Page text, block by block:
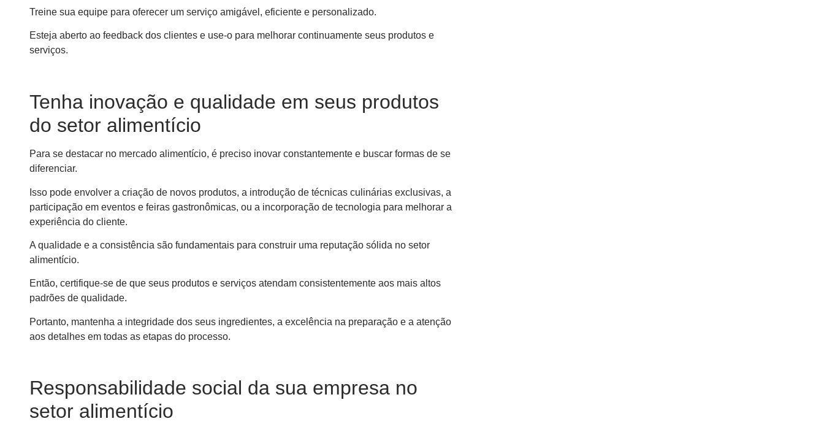
Treine sua equipe para oferecer um serviço amigável, eficiente e personalizado.
Esteja aberto ao feedback dos clientes e use-o para melhorar continuamente seus produtos e
serviços.
Tenha inovação e qualidade em seus produtos
do setor alimentício
Para se destacar no mercado alimentício, é preciso inovar constantemente e buscar formas de se
diferenciar.
Isso pode envolver a criação de novos produtos, a introdução de técnicas culinárias exclusivas, a
participação em eventos e feiras gastronômicas, ou a incorporação de tecnologia para melhorar a
experiência do cliente.
A qualidade e a consistência são fundamentais para construir uma reputação sólida no setor
alimentício.
Então, certifique-se de que seus produtos e serviços atendam consistentemente aos mais altos
padrões de qualidade.
Portanto, mantenha a integridade dos seus ingredientes, a excelência na preparação e a atenção
aos detalhes em todas as etapas do processo.
Responsabilidade social da sua empresa no
setor alimentício